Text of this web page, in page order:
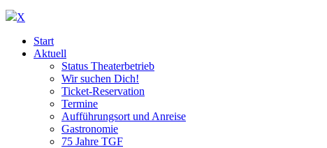
X
Start
Aktuell
Status Theaterbetrieb
Wir suchen Dich!
Ticket-Reservation
Termine
Aufführungsort und Anreise
Gastronomie
75 Jahre TGF